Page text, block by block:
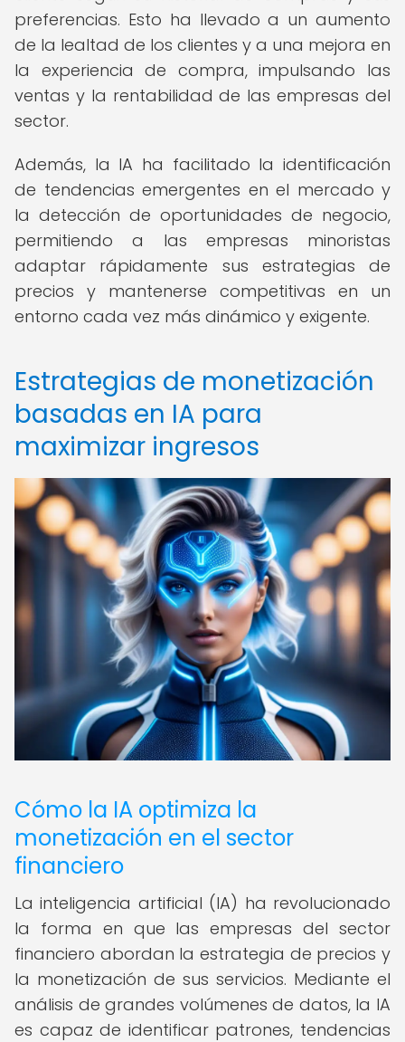
preferencias. Esto ha llevado a un aumento
de la lealtad de los clientes y a una mejora en
la experiencia de compra, impulsando las
ventas y la rentabilidad de las empresas del
sector.
Además, la IA ha facilitado la identificación
de tendencias emergentes en el mercado y
la detección de oportunidades de negocio,
permitiendo a las empresas minoristas
adaptar rápidamente sus estrategias de
precios y mantenerse competitivas en un
entorno cada vez más dinámico y exigente.
Estrategias de monetización
basadas en IA para
maximizar ingresos
Cómo la IA optimiza la
monetización en el sector
financiero
La inteligencia artificial (IA) ha revolucionado
la forma en que las empresas del sector
financiero abordan la estrategia de precios y
la monetización de sus servicios. Mediante el
análisis de grandes volúmenes de datos, la IA
es capaz de identificar patrones, tendencias